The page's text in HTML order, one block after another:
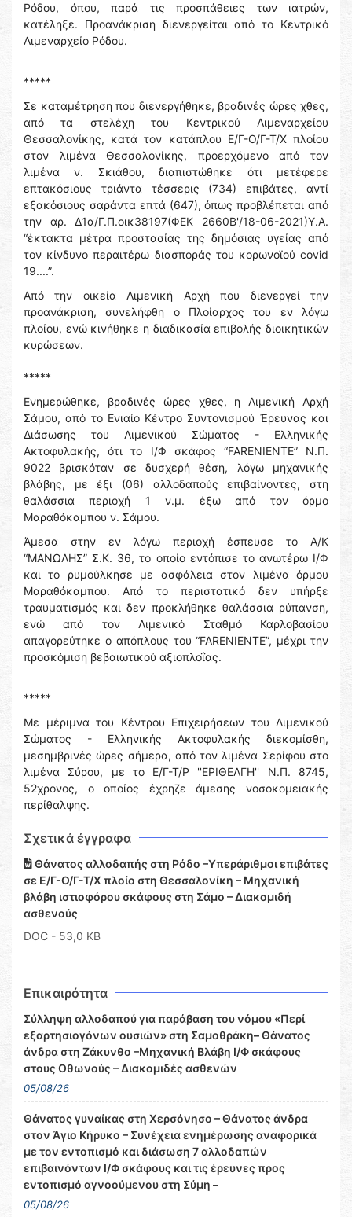
Ρόδου, όπου, παρά τις προσπάθειες των ιατρών,
κατέληξε. Προανάκριση διενεργείται από το Κεντρικό
Λιμεναρχείο Ρόδου.
*****
Σε καταμέτρηση που διενεργήθηκε, βραδινές ώρες χθες,
από τα στελέχη του Κεντρικού Λιμεναρχείου
Θεσσαλονίκης, κατά τον κατάπλου Ε/Γ-O/Γ-Τ/Χ πλοίου
στον λιμένα Θεσσαλονίκης, προερχόμενο από τον
λιμένα ν. Σκιάθου, διαπιστώθηκε ότι μετέφερε
επτακόσιους τριάντα τέσσερις (734) επιβάτες, αντί
εξακόσιους σαράντα επτά (647), όπως προβλέπεται από
την αρ. Δ1α/Γ.Π.οικ38197(ΦΕΚ 2660Β'/18-06-2021)Υ.Α.
“έκτακτα μέτρα προστασίας της δημόσιας υγείας από
τον κίνδυνο περαιτέρω διασποράς του κορωνοϊού covid
19....”.
Από την οικεία Λιμενική Αρχή που διενεργεί την
προανάκριση, συνελήφθη ο Πλοίαρχος του εν λόγω
πλοίου, ενώ κινήθηκε η διαδικασία επιβολής διοικητικών
κυρώσεων.
*****
Ενημερώθηκε, βραδινές ώρες χθες, η Λιμενική Αρχή
Σάμου, από το Ενιαίο Κέντρο Συντονισμού Έρευνας και
Διάσωσης του Λιμενικού Σώματος - Ελληνικής
Ακτοφυλακής, ότι το Ι/Φ σκάφος “FARENIENTE” N.Π.
9022 βρισκόταν σε δυσχερή θέση, λόγω μηχανικής
βλάβης, με έξι (06) αλλοδαπούς επιβαίνοντες, στη
θαλάσσια περιοχή 1 ν.μ. έξω από τον όρμο
Μαραθόκαμπου ν. Σάμου.
Άμεσα στην εν λόγω περιοχή έσπευσε το Α/Κ
“ΜΑΝΩΛΗΣ” Σ.Κ. 36, το οποίο εντόπισε το ανωτέρω Ι/Φ
και το ρυμούλκησε με ασφάλεια στον λιμένα όρμου
Μαραθόκαμπου. Από το περιστατικό δεν υπήρξε
τραυματισμός και δεν προκλήθηκε θαλάσσια ρύπανση,
ενώ από τον Λιμενικό Σταθμό Καρλοβασίου
απαγορεύτηκε ο απόπλους του “FARENIENTE”, μέχρι την
προσκόμιση βεβαιωτικού αξιοπλοΐας.
*****
Με μέριμνα του Κέντρου Επιχειρήσεων του Λιμενικού
Σώματος - Ελληνικής Ακτοφυλακής διεκομίσθη,
μεσημβρινές ώρες σήμερα, από τον λιμένα Σερίφου στο
λιμένα Σύρου, με το Ε/Γ-Τ/Ρ ''ΕΡΙΘΕΛΓΗ'' Ν.Π. 8745,
52χρονος, ο οποίος έχρηζε άμεσης νοσοκομειακής
περίθαλψης.
Σχετικά έγγραφα
Θάνατος αλλοδαπής στη Ρόδο –Υπεράριθμοι επιβάτες
σε Ε/Γ-O/Γ-Τ/Χ πλοίο στη Θεσσαλονίκη – Μηχανική
βλάβη ιστιοφόρου σκάφους στη Σάμο – Διακομιδή
ασθενούς
DOC - 53,0 KB
Επικαιρότητα
Σύλληψη αλλοδαπού για παράβαση του νόμου «Περί
εξαρτησιογόνων ουσιών» στη Σαμοθράκη– Θάνατος
άνδρα στη Ζάκυνθο –Μηχανική Βλάβη Ι/Φ σκάφους
στους Οθωνούς – Διακομιδές ασθενών
05/08/26
Θάνατος γυναίκας στη Χερσόνησο – Θάνατος άνδρα
στον Άγιο Κήρυκο – Συνέχεια ενημέρωσης αναφορικά
με τον εντοπισμό και διάσωση 7 αλλοδαπών
επιβαινόντων Ι/Φ σκάφους και τις έρευνες προς
εντοπισμό αγνοούμενου στη Σύμη –
05/08/26